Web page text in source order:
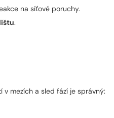
na síťové poruchy.
.
v mezích a sled fází je správný: